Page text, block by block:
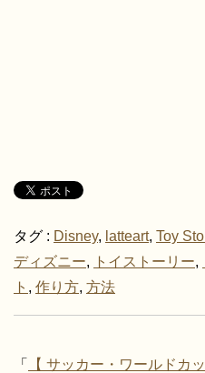
タグ : Disney, latteart, Toy
ディズニー, トイストーリー,
ト , 作り方, 方法
「
【 サッカー・ワールドカ